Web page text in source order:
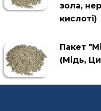
зола,
кислоті)
Пакет
(Мідь,